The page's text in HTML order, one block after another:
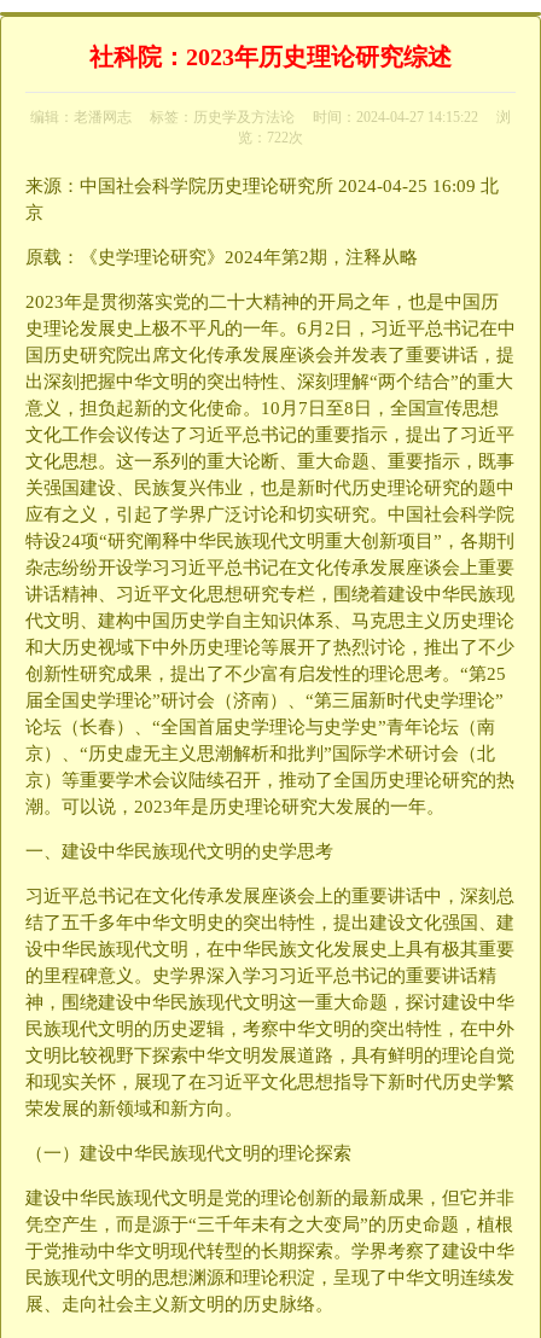
社科院：2023年历史理论研究综述
编辑：老潘网志 标签： 历史学及方法论 时间：2024-04-27 14:15:22
浏
览：722次
来源：中国社会科学院历史理论研究所 2024-04-25 16:09 北
京
原载：《史学理论研究》2024年第2期，注释从略
2023年是贯彻落实党的二十大精神的开局之年，也是中国历
史理论发展史上极不平凡的一年。6月2日，习近平总书记在中
国历史研究院出席文化传承发展座谈会并发表了重要讲话，提
出深刻把握中华文明的突出特性、深刻理解“两个结合”的重大
意义，担负起新的文化使命。10月7日至8日，全国宣传思想
文化工作会议传达了习近平总书记的重要指示，提出了习近平
文化思想。这一系列的重大论断、重大命题、重要指示，既事
关强国建设、民族复兴伟业，也是新时代历史理论研究的题中
应有之义，引起了学界广泛讨论和切实研究。中国社会科学院
特设24项“研究阐释中华民族现代文明重大创新项目”，各期刊
杂志纷纷开设学习习近平总书记在文化传承发展座谈会上重要
讲话精神、习近平文化思想研究专栏，围绕着建设中华民族现
代文明、建构中国历史学自主知识体系、马克思主义历史理论
和大历史视域下中外历史理论等展开了热烈讨论，推出了不少
创新性研究成果，提出了不少富有启发性的理论思考。“第25
届全国史学理论”研讨会（济南）、“第三届新时代史学理论”
论坛（长春）、“全国首届史学理论与史学史”青年论坛（南
京）、“历史虚无主义思潮解析和批判”国际学术研讨会（北
京）等重要学术会议陆续召开，推动了全国历史理论研究的热
潮。可以说，2023年是历史理论研究大发展的一年。
一、建设中华民族现代文明的史学思考
习近平总书记在文化传承发展座谈会上的重要讲话中，深刻总
结了五千多年中华文明史的突出特性，提出建设文化强国、建
设中华民族现代文明，在中华民族文化发展史上具有极其重要
的里程碑意义。史学界深入学习习近平总书记的重要讲话精
神，围绕建设中华民族现代文明这一重大命题，探讨建设中华
民族现代文明的历史逻辑，考察中华文明的突出特性，在中外
文明比较视野下探索中华文明发展道路，具有鲜明的理论自觉
和现实关怀，展现了在习近平文化思想指导下新时代历史学繁
荣发展的新领域和新方向。
（一）建设中华民族现代文明的理论探索
建设中华民族现代文明是党的理论创新的最新成果，但它并非
凭空产生，而是源于“三千年未有之大变局”的历史命题，植根
于党推动中华文明现代转型的长期探索。学界考察了建设中华
民族现代文明的思想渊源和理论积淀，呈现了中华文明连续发
展、走向社会主义新文明的历史脉络。